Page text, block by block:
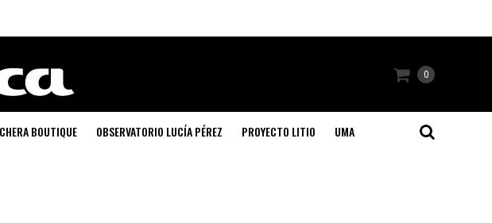
0
BOUTIQUE OBSERVATORIO LUCÍA PÉREZ PROYECTO LITIO UMA